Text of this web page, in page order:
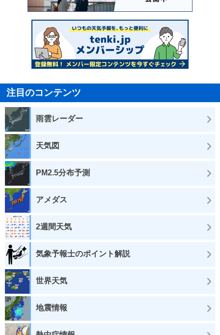
注目のコンテンツ
雨雲レーダー
天気図
PM2.5分布予測
アメダス
2週間天気
気象予報士のポイント解説
世界天気
地震情報